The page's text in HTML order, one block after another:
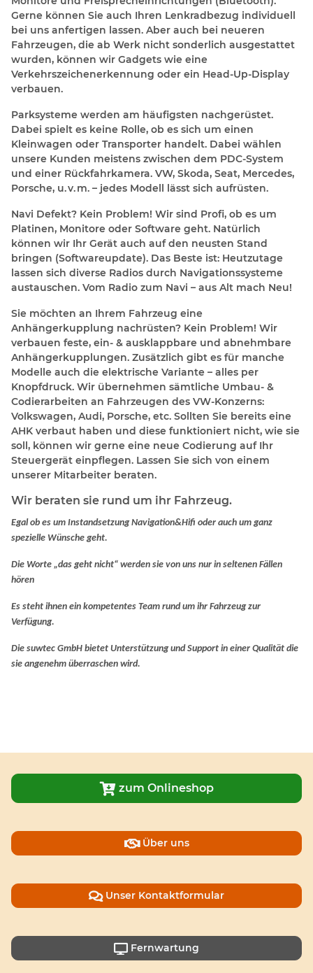
Gerne können Sie auch Ihren Lenkradbezug individuell
bei uns anfertigen lassen. Aber auch bei neueren
Fahrzeugen, die ab Werk nicht sonderlich ausgestattet
wurden, können wir Gadgets wie eine
Verkehrszeichenerkennung oder ein Head-Up-Display
verbauen.
Parksysteme werden am häufigsten nachgerüstet.
Dabei spielt es keine Rolle, ob es sich um einen
Kleinwagen oder Transporter handelt. Dabei wählen
unsere Kunden meistens zwischen dem PDC-System
und einer Rückfahrkamera. VW, Skoda, Seat, Mercedes,
Porsche, u. v. m. – jedes Modell lässt sich aufrüsten.
Navi Defekt? Kein Problem! Wir sind Profi, ob es um
Platinen, Monitore oder Software geht. Natürlich
können wir Ihr Gerät auch auf den neusten Stand
bringen (Softwareupdate). Das Beste ist: Heutzutage
lassen sich diverse Radios durch Navigationssysteme
austauschen. Vom Radio zum Navi – aus Alt mach Neu!
Sie möchten an Ihrem Fahrzeug eine
Anhängerkupplung nachrüsten? Kein Problem! Wir
verbauen feste, ein- & ausklappbare und abnehmbare
Anhängerkupplungen. Zusätzlich gibt es für manche
Modelle auch die elektrische Variante – alles per
Knopfdruck. Wir übernehmen sämtliche Umbau- &
Codierarbeiten an Fahrzeugen des VW-Konzerns:
Volkswagen, Audi, Porsche, etc. Sollten Sie bereits eine
AHK verbaut haben und diese funktioniert nicht, wie sie
soll, können wir gerne eine neue Codierung auf Ihr
Steuergerät einpflegen. Lassen Sie sich von einem
unserer Mitarbeiter beraten.
Wir beraten sie rund um ihr Fahrzeug.
Egal ob es um Instandsetzung Navigation&Hifi oder auch um ganz
spezielle Wünsche geht.
Die Worte „das geht nicht“ werden sie von uns nur in seltenen Fällen
hören
Es steht ihnen ein kompetentes Team rund um ihr Fahrzeug zur
Verfügung.
Die suwtec GmbH bietet Unterstützung und Support in einer Qualität die
sie angenehm überraschen wird.
 zum Onlineshop
Über uns
Unser Kontaktformular
 Fernwartung